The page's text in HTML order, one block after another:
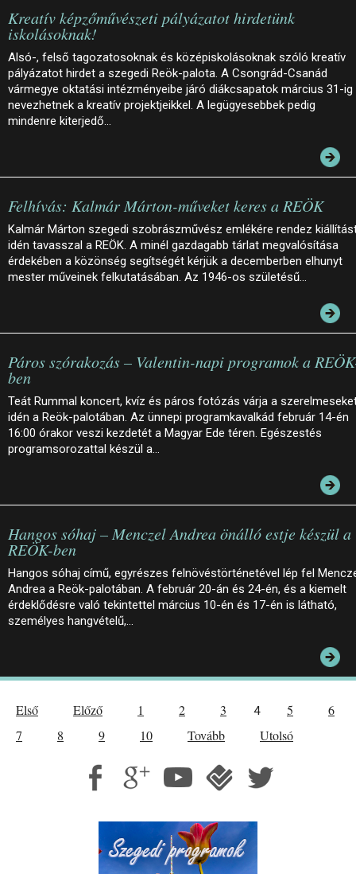
Kreatív képzőművészeti pályázatot hirdetünk
iskolásoknak!
Alsó-, felső tagozatosoknak és középiskolásoknak szóló kreatív
pályázatot hirdet a szegedi Reök-palota. A Csongrád-Csanád
vármegye oktatási intézményeibe járó diákcsapatok március 31-ig
nevezhetnek a kreatív projektjeikkel. A legügyesebbek pedig
mindenre kiterjedő…
Felhívás: Kalmár Márton-műveket keres a REÖK
Kalmár Márton szegedi szobrászművész emlékére rendez
idén tavasszal a REÖK. A minél gazdagabb tárlat megvalósítása
érdekében a közönség segítségét kérjük a decemberben elhunyt
mester műveinek felkutatásában. Az 1946-os születésű…
Páros szórakozás – Valentin-napi programok a
ben
Teát Rummal koncert, kvíz és páros fotózás várja a
idén a Reök-palotában. Az ünnepi programkavalkád február 14-én
16:00 órakor veszi kezdetét a Magyar Ede téren. Egészestés
programsorozattal készül a…
Hangos sóhaj – Menczel Andrea önálló estje készül a
REÖK-ben
Hangos sóhaj című, egyrészes felnövéstörténetével lép fel
Andrea a Reök-palotában. A február 20-án és 24-én, és a kiemelt
érdeklődésre való tekintettel március 10-én és 17-én is látható,
személyes hangvételű,…
Első Előző 1 2 3 4 5
6
7
8 9 10 Tovább Utolsó